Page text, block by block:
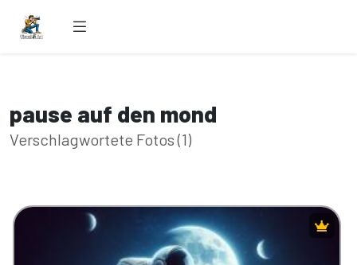
pause auf den mond
Verschlagwortete Fotos (1)